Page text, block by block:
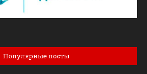
Популярные посты